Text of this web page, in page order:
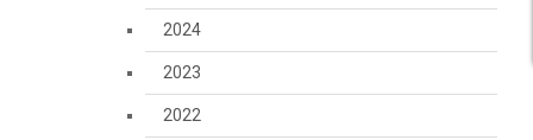
2024
2023
2022